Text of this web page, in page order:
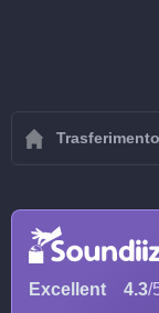
Excellent 4.3/